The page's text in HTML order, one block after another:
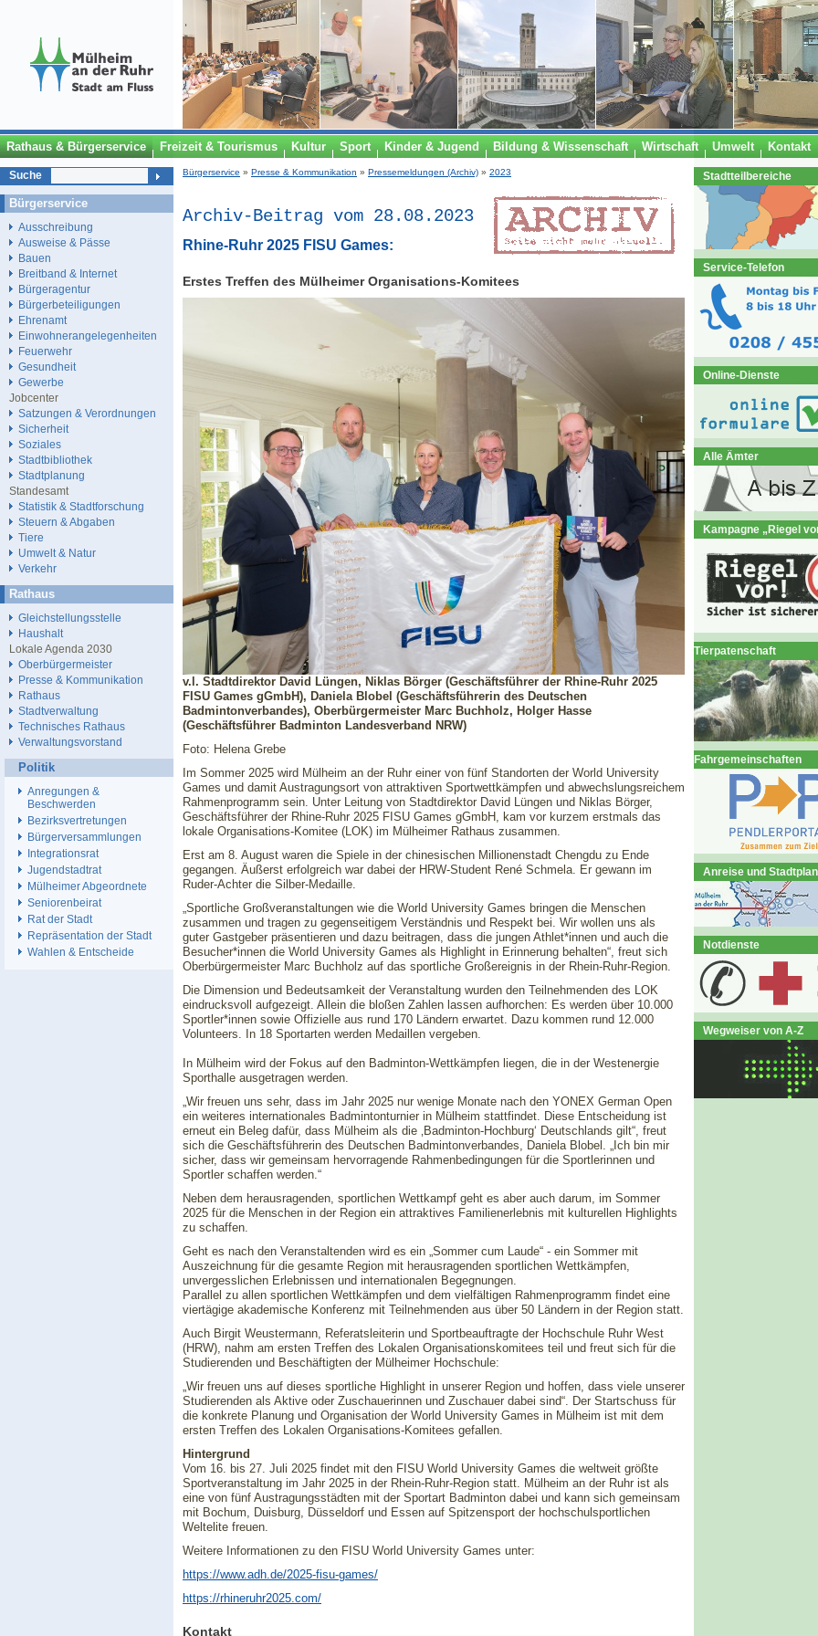
Rathaus & Bürgerservice Freizeit & Tourismus Kultur Sport Kinder & Jugend Bildung & Wissenschaft Wirtschaft Umwelt Kontakt
Bürgerservice » Presse & Kommunikation » Pressemeldungen (Archiv) » 2023
Archiv-Beitrag vom 28.08.2023
Rhine-Ruhr 2025 FISU Games:
Erstes Treffen des Mülheimer Organisations-Komitees
v.l. Stadtdirektor David Lüngen, Niklas Börger (Geschäftsführer der Rhine-Ruhr 2025
FISU Games gGmbH), Daniela Blobel (Geschäftsführerin des Deutschen
Badmintonverbandes), Oberbürgermeister Marc Buchholz, Holger Hasse
(Geschäftsführer Badminton Landesverband NRW)
Foto: Helena Grebe
Im Sommer 2025 wird Mülheim an der Ruhr einer von fünf Standorten der World University
Games und damit Austragungsort von attraktiven Sportwettkämpfen und abwechslungsreichem
Rahmenprogramm sein. Unter Leitung von Stadtdirektor David Lüngen und Niklas Börger,
Geschäftsführer der Rhine-Ruhr 2025 FISU Games gGmbH, kam vor kurzem erstmals das
lokale Organisations-Komitee (LOK) im Mülheimer Rathaus zusammen.
Erst am 8. August waren die Spiele in der chinesischen Millionenstadt Chengdu zu Ende
gegangen. Äußerst erfolgreich war dabei der HRW-Student René Schmela. Er gewann im
Ruder-Achter die Silber-Medaille.
„Sportliche Großveranstaltungen wie die World University Games bringen die Menschen
zusammen und tragen zu gegenseitigem Verständnis und Respekt bei. Wir wollen uns als
guter Gastgeber präsentieren und dazu beitragen, dass die jungen Athlet*innen und auch die
Besucher*innen die World University Games als Highlight in Erinnerung behalten“, freut sich
Oberbürgermeister Marc Buchholz auf das sportliche Großereignis in der Rhein-Ruhr-Region.
Die Dimension und Bedeutsamkeit der Veranstaltung wurden den Teilnehmenden des LOK
eindrucksvoll aufgezeigt. Allein die bloßen Zahlen lassen aufhorchen: Es werden über 10.000
Sportler*innen sowie Offizielle aus rund 170 Ländern erwartet. Dazu kommen rund 12.000
Volunteers. In 18 Sportarten werden Medaillen vergeben.
In Mülheim wird der Fokus auf den Badminton-Wettkämpfen liegen, die in der Westenergie
Sporthalle ausgetragen werden.
„Wir freuen uns sehr, dass im Jahr 2025 nur wenige Monate nach den YONEX German Open
ein weiteres internationales Badmintonturnier in Mülheim stattfindet. Diese Entscheidung ist
erneut ein Beleg dafür, dass Mülheim als die ‚Badminton-Hochburg‘ Deutschlands gilt“, freut
sich die Geschäftsführerin des Deutschen Badmintonverbandes, Daniela Blobel. „Ich bin mir
sicher, dass wir gemeinsam hervorragende Rahmenbedingungen für die Sportlerinnen und
Sportler schaffen werden.“
Neben dem herausragenden, sportlichen Wettkampf geht es aber auch darum, im Sommer
2025 für die Menschen in der Region ein attraktives Familienerlebnis mit kulturellen Highlights
zu schaffen.
Geht es nach den Veranstaltenden wird es ein „Sommer cum Laude“ - ein Sommer mit
Auszeichnung für die gesamte Region mit herausragenden sportlichen Wettkämpfen,
unvergesslichen Erlebnissen und internationalen Begegnungen.
Parallel zu allen sportlichen Wettkämpfen und dem vielfältigen Rahmenprogramm findet eine
viertägige akademische Konferenz mit Teilnehmenden aus über 50 Ländern in der Region statt.
Auch Birgit Weustermann, Referatsleiterin und Sportbeauftragte der Hochschule Ruhr West
(HRW), nahm am ersten Treffen des Lokalen Organisationskomitees teil und freut sich für die
Studierenden und Beschäftigten der Mülheimer Hochschule:
„Wir freuen uns auf dieses sportliche Highlight in unserer Region und hoffen, dass viele unserer
Studierenden als Aktive oder Zuschauerinnen und Zuschauer dabei sind“. Der Startschuss für
die konkrete Planung und Organisation der World University Games in Mülheim ist mit dem
ersten Treffen des Lokalen Organisations-Komitees gefallen.
Hintergrund
Vom 16. bis 27. Juli 2025 findet mit den FISU World University Games die weltweit größte
Sportveranstaltung im Jahr 2025 in der Rhein-Ruhr-Region statt. Mülheim an der Ruhr ist als
eine von fünf Austragungsstädten mit der Sportart Badminton dabei und kann sich gemeinsam
mit Bochum, Duisburg, Düsseldorf und Essen auf Spitzensport der hochschulsportlichen
Weltelite freuen.
Weitere Informationen zu den FISU World University Games unter:
https://www.adh.de/2025-fisu-games/
https://rhineruhr2025.com/
Kontakt
Stadtteilbereiche
Service-Telefon
Online-Dienste
Alle Ämter
Kampagne „Riegel
Tierpatenschaft
Fahrgemeinschaften
Anreise und Stadtplan
Notdienste
Wegweiser von A-Z
Suche
Bürgerservice
Ausschreibung
Ausweise & Pässe
Bauen
Breitband & Internet
Bürgeragentur
Bürgerbeteiligungen
Ehrenamt
Einwohnerangelegenheiten
Feuerwehr
Gesundheit
Gewerbe
Jobcenter
Satzungen & Verordnungen
Sicherheit
Soziales
Stadtbibliothek
Stadtplanung
Standesamt
Statistik & Stadtforschung
Steuern & Abgaben
Tiere
Umwelt & Natur
Verkehr
Rathaus
Gleichstellungsstelle
Haushalt
Lokale Agenda 2030
Oberbürgermeister
Presse & Kommunikation
Rathaus
Stadtverwaltung
Technisches Rathaus
Verwaltungsvorstand
Politik
Anregungen &
Beschwerden
Bezirksvertretungen
Bürgerversammlungen
Integrationsrat
Jugendstadtrat
Mülheimer Abgeordnete
Seniorenbeirat
Rat der Stadt
Repräsentation der Stadt
Wahlen & Entscheide